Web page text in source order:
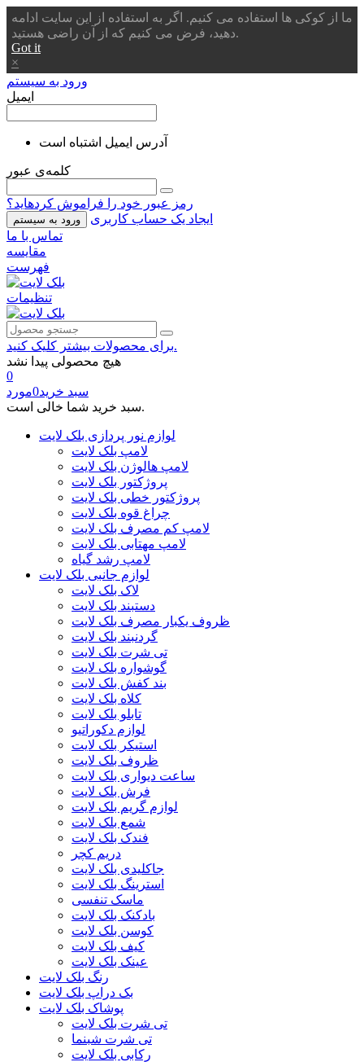
ما از کوکی ها استفاده می کنیم. اگر به استفاده از این سایت ادامه
دهید، فرض می کنیم که از آن راضی هستید.
Got it
×
ورود به سیستم
ایمیل
آدرس ایمیل اشتباه است
کلمه‌ی عبور
رمز عبور خود را فراموش کردهاید؟
ورود به سیستم
ایجاد یک حساب کاربری
تماس با ما
مقایسه
فهرست
تنظیمات
برای محصولات بیشتر کلیک کنید.
هیچ محصولی پیدا نشد
0
سبد خرید0مورد
سبد خرید شما خالی است.
لوازم نور پردازی بلک لایت
لامپ بلک لایت
لامپ هالوژن بلک لایت
پروژکتور بلک لایت
پروژکتور خطی بلک لایت
چراغ قوه بلک لایت
لامپ کم مصرف بلک لایت
لامپ مهتابی بلک لایت
لامپ رشد گیاه
لوازم جانبی بلک لایت
لاک بلک لایت
دستبند بلک لایت
ظروف یکبار مصرف بلک لایت
گردنبند بلک لایت
تی شرت بلک لایت
گوشواره بلک لایت
بند کفش بلک لایت
کلاه بلک لایت
تابلو بلک لایت
لوازم دکوراتیو
استیکر بلک لایت
ظروف بلک لایت
ساعت دیواری بلک لایت
فرش بلک لایت
لوازم گریم بلک لایت
شمع بلک لایت
فندک بلک لایت
دریم کچر
جاکلیدی بلک لایت
استرینگ بلک لایت
ماسک تنفسی
بادکنک بلک لایت
کوسن بلک لایت
کیف بلک لایت
عینک بلک لایت
رنگ بلک لایت
بک دراپ بلک لایت
پوشاک بلک لایت
تی شرت بلک لایت
تی شرت شبنما
رکابی بلک لایت